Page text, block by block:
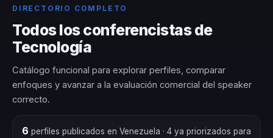
DIRECTORIO COMPLETO
Todos los conferencistas de
Tecnología
Catálogo funcional para explorar perfiles, comparar
enfoques y avanzar a la evaluación comercial del speaker
correcto.
6 perfiles publicados en Venezuela · 4 ya priorizados para